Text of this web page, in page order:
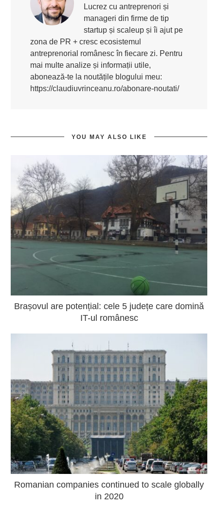
Lucrez cu antreprenori și
manageri din firme de tip
startup și scaleup și îi ajut pe
zona de PR + cresc ecosistemul
antreprenorial românesc în fiecare zi. Pentru
mai multe analize și informații utile,
abonează-te la noutățile blogului meu:
https://claudiuvrinceanu.ro/abonare-noutati/
YOU MAY ALSO LIKE
Brașovul are potențial: cele 5 județe care domină
IT-ul românesc
Romanian companies continued to scale globally
in 2020